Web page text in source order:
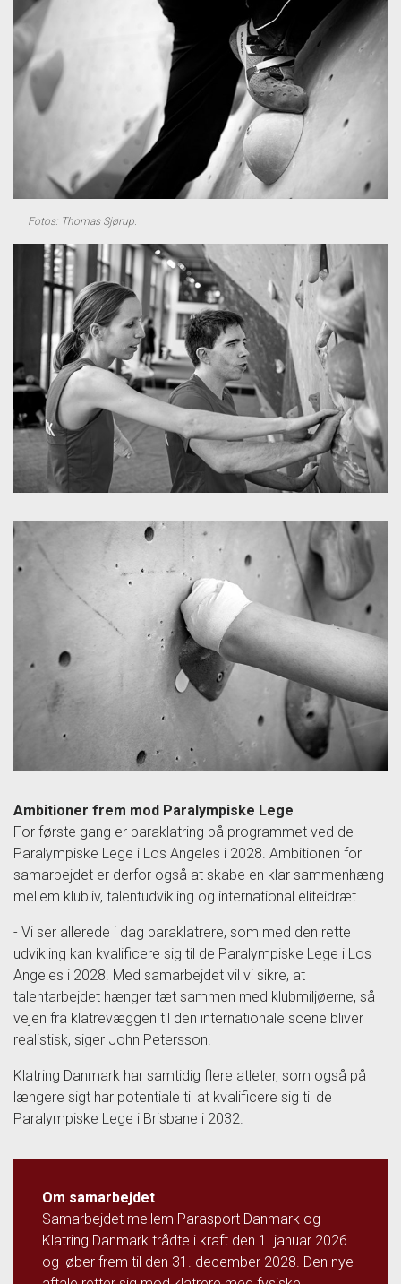
Fotos: Thomas Sjørup.
Ambitioner frem mod Paralympiske Lege
For første gang er paraklatring på programmet ved de
Paralympiske Lege i Los Angeles i 2028. Ambitionen for
samarbejdet er derfor også at skabe en klar sammenhæng
mellem klubliv, talentudvikling og international eliteidræt.
- Vi ser allerede i dag paraklatrere, som med den rette
udvikling kan kvalificere sig til de Paralympiske Lege i Los
Angeles i 2028. Med samarbejdet vil vi sikre, at
talentarbejdet hænger tæt sammen med klubmiljøerne, så
vejen fra klatrevæggen til den internationale scene bliver
realistisk, siger John Petersson.
Klatring Danmark har samtidig flere atleter, som også på
længere sigt har potentiale til at kvalificere sig til de
Paralympiske Lege i Brisbane i 2032.
Om samarbejdet
Samarbejdet mellem Parasport Danmark og
Klatring Danmark trådte i kraft den 1. januar 2026
og løber frem til den 31. december 2028. Den nye